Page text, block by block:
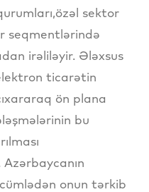
sektor
seqmentlərində
irəliləyir. Ələxsus
ticarətin
ön plana
bu
onun tərkib